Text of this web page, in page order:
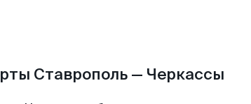
Ставрополь — Черкассы